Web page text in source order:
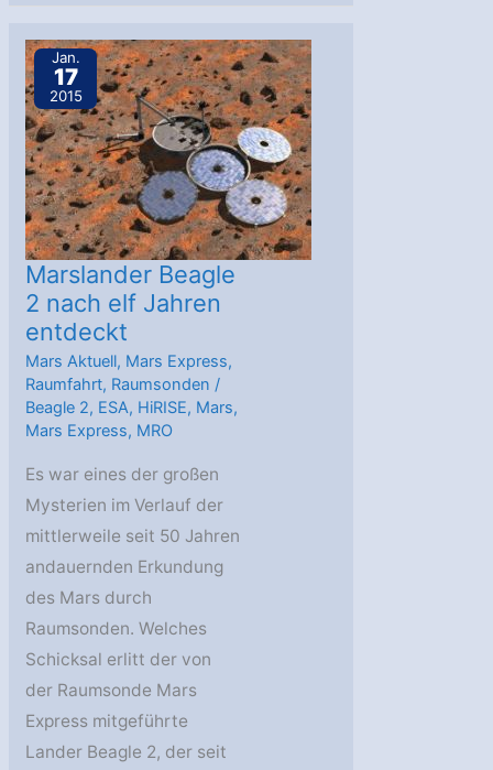
und
alternde
Orbiter
am
Mars
Jan.
17
2015
Marslander Beagle
2 nach elf Jahren
entdeckt
Mars Aktuell, Mars Express,
Raumfahrt, Raumsonden /
Beagle 2, ESA, HiRISE, Mars,
Mars Express, MRO
Es war eines der großen
Mysterien im Verlauf der
mittlerweile seit 50 Jahren
andauernden Erkundung
des Mars durch
Raumsonden. Welches
Schicksal erlitt der von
der Raumsonde Mars
Express mitgeführte
Lander Beagle 2, der seit